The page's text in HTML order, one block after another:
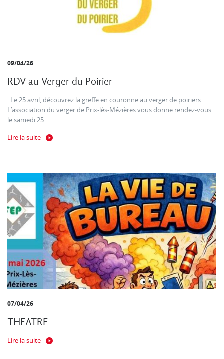
09/04/26
RDV au Verger du Poirier
Le 25 avril, découvrez la greffe en couronne au verger de poiriers
L’association du verger de Prix-lès-Mézières vous donne rendez-vous
le samedi 25...
Lire la suite
07/04/26
THEATRE
Lire la suite